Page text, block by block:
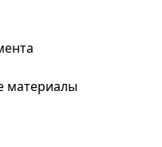
материалы